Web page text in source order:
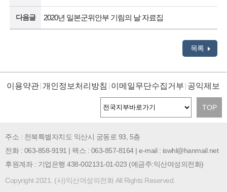
다음글 2020년 일본군위안부 기림의 날 자료집
목록
이용약관 개인정보처리방침 이메일무단수집거부 공익제보
TOP
주소 : 전북특별자치도 익산시 궁동로 93, 5층
전화 : 063-858-9191 | 팩스 : 063-857-8164 | e-mail : iswhl@hanmail.net
후원계좌 : 기업은행 438-002131-01-023 (예금주:익산여성의전화)
Copyright 2021. (사)익산여성의전화 All Rights Reserved.